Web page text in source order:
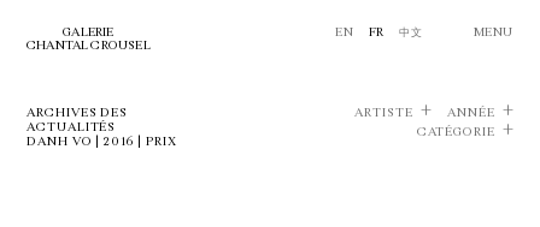
GALERIE
CHANTAL CROUSEL
EN FR 中文 MENU
ARCHIVES DES
ACTUALITÉS
DANH VO | 2016 | PRIX
ARTISTE
ANNÉE
CATÉGORIE